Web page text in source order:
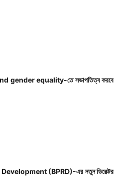
gender equality-তে সভাপতিত্ব করবে
(BPRD)-এর নতুন ডিরেক্টর